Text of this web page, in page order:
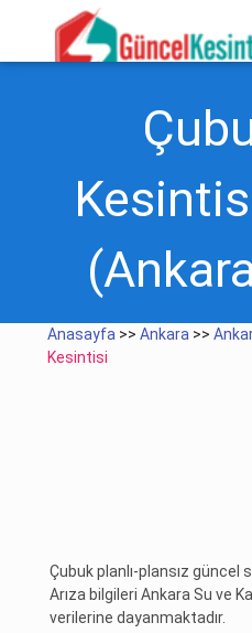
Anasayfa >>Ankara >>
Kesintisi
Çubuk planlı-plansız
Arıza bilgileri Ankara Su ve
verilerine dayanmaktadır.